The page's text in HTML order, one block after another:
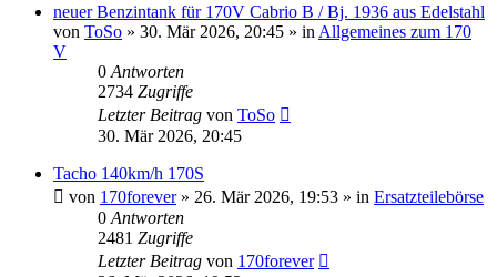
neuer Benzintank für 170V Cabrio B / Bj. 1936 aus Edelstahl
von ToSo » 30. Mär 2026, 20:45 » in Allgemeines zum 170
V
0 Antworten
2734 Zugriffe
Letzter Beitrag von ToSo
30. Mär 2026, 20:45
Tacho 140km/h 170S
von 170forever» 26. Mär 2026, 19:53 » in Ersatzteilebörse
0 Antworten
2481 Zugriffe
Letzter Beitrag von 170forever